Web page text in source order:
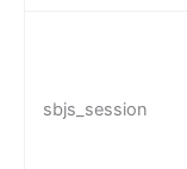
sbjs_session